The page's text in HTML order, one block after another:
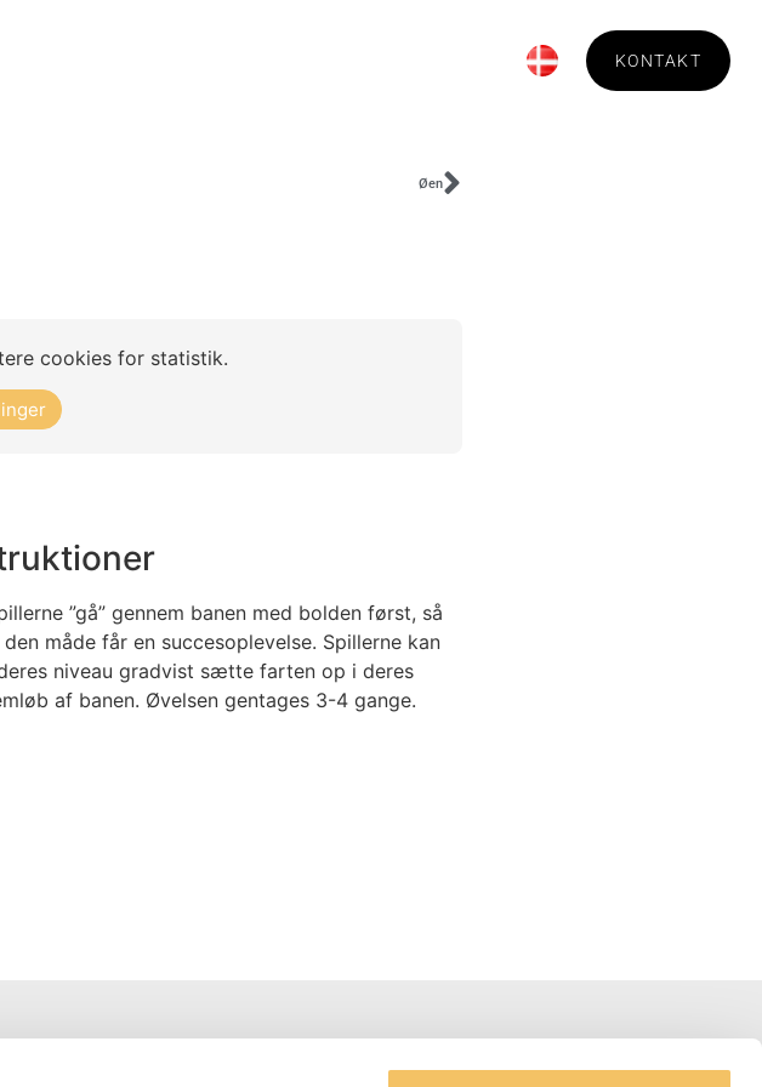
KONTAKT
Øen
cookies for statistik.
”gå” gennem banen med bolden først, så
måde får en succesoplevelse. Spillerne kan
niveau gradvist sætte farten op i deres
af banen. Øvelsen gentages 3-4 gange.
Adresse og Kontakter